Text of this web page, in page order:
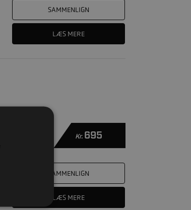
SAMMENLIGN
LÆS MERE
Kr. 695
SAMMENLIGN
LÆS MERE